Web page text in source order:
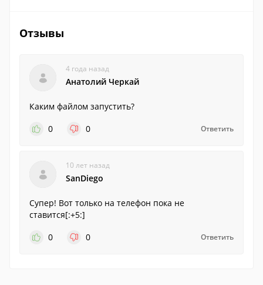
Отзывы
4 года назад
Анатолий Черкай
Каким файлом запустить?
0
0 Ответить
10 лет назад
SanDiego
Супер! Вот только на телефон пока не
ставится[:+5:]
0
0 Ответить